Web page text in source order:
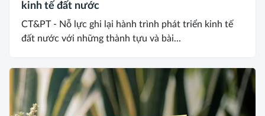
kinh tế đất nước
CT&PT - Nỗ lực ghi lại hành trình phát triển kinh tế
đất nước với những thành tựu và bài...